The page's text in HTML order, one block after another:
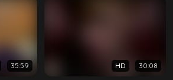
35:59 HD 30:08